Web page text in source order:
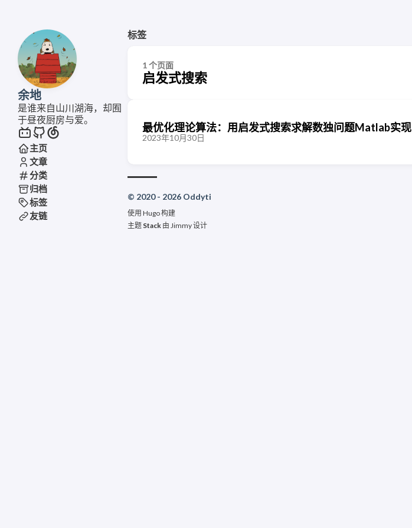
余地
是谁来自山川湖海，却囿
于昼夜厨房与爱。
主页
文章
分类
归档
标签
友链
标签
1 个页面
启发式搜索
最优化理论算法：用启发式搜索求解数独问题Matlab实现
2023年10月30日
© 2020 - 2026 Oddyti
使用 Hugo构建
主题 Stack由 Jimmy设计